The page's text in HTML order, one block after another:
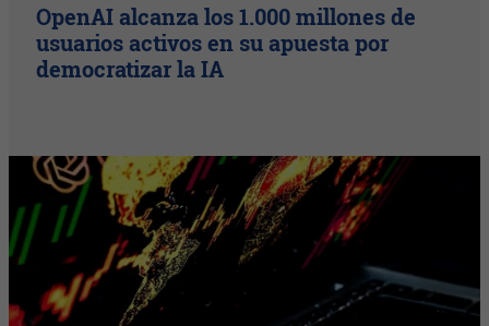
OpenAI alcanza los 1.000 millones de
usuarios activos en su apuesta por
democratizar la IA